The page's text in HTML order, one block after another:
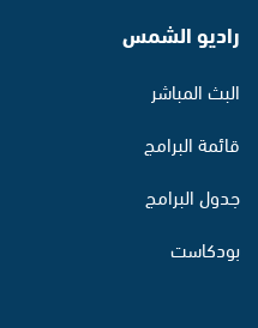
راديو الشمس
البث المباشر
قائمة البرامج
جدول البرامج
بودكاست